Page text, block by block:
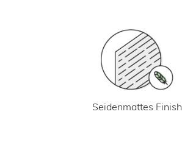
Seidenmattes Finish